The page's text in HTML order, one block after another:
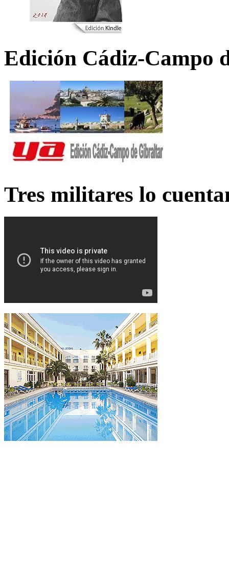
Edición Cádiz-Campo
Tres militares lo